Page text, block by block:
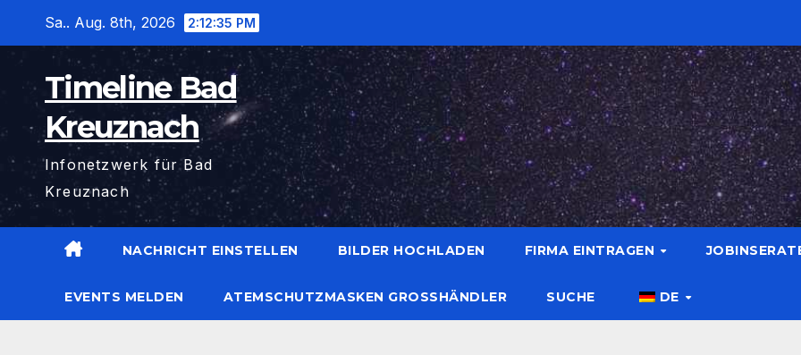
wechseln
Sa.. Aug. 8th, 2026 2:12:36 PM
Timeline Bad
Kreuznach
Infonetzwerk für Bad
Kreuznach
NACHRICHT EINSTELLEN BILDER HOCHLADEN FIRMA EINTRAGEN
EVENTS MELDEN ATEMSCHUTZMASKEN GROSSHÄNDLER SUCHE DE